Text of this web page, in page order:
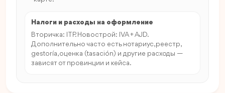
Налоги и расходы на оформление
Вторичка: ITP. Новострой: IVA + AJD.
Дополнительно часто есть нотариус, реестр,
gestoría, оценка (tasación) и другие расходы —
зависят от провинции и кейса.